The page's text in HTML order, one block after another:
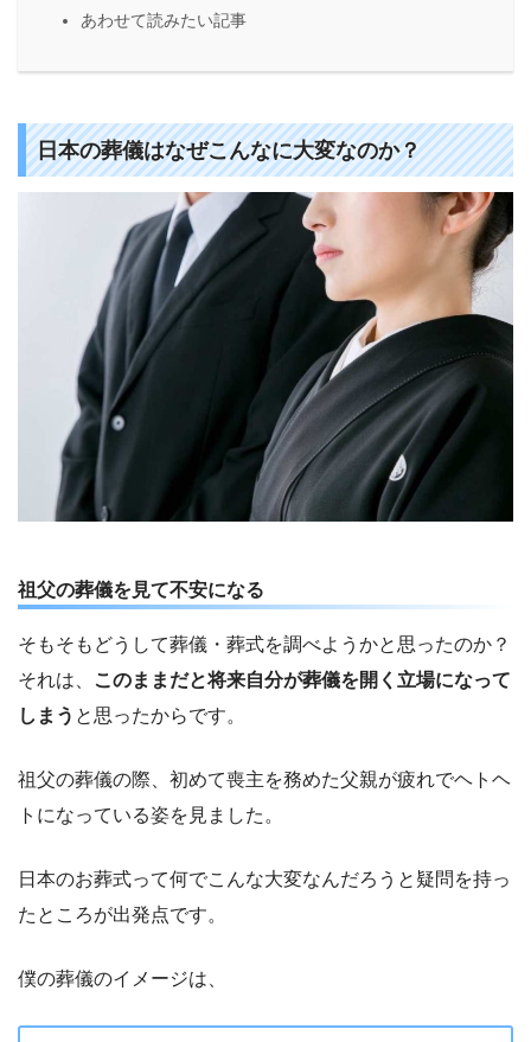
あわせて読みたい記事
日本の葬儀はなぜこんなに大変なのか？
祖父の葬儀を見て不安になる
そもそもどうして葬儀・葬式を調べようかと思ったのか？
それは、
このままだと将来自分が葬儀を開く立場になって
しまう と思ったからです。
祖父の葬儀の際、初めて喪主を務めた父親が疲れでヘトヘ
トになっている姿を見ました。
日本のお葬式って何でこんな大変なんだろうと疑問を持っ
たところが出発点です。
僕の葬儀のイメージは、